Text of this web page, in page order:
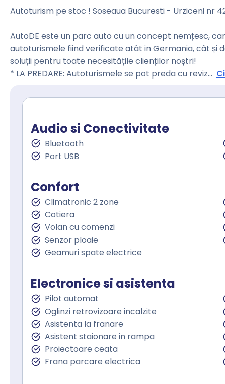
Autoturism pe stoc ! Soseaua Bucuresti - Urziceni nr
AutoDE este un parc auto cu un concept nemțesc,
autoturismele fiind verificate atât in Germania, cât și
soluții pentru toate necesitățile clienților noștri!
* LA PREDARE: Autoturismele se pot preda cu reviz...
Audio si Conectivitate
Bluetooth
Port USB
Confort
Climatronic 2 zone
Cotiera
Volan cu comenzi
Senzor ploaie
Geamuri spate electrice
Electronice si asistenta
Pilot automat
Oglinzi retrovizoare incalzite
Asistenta la franare
Asistent staionare in rampa
Proiectoare ceata
Frana parcare electrica